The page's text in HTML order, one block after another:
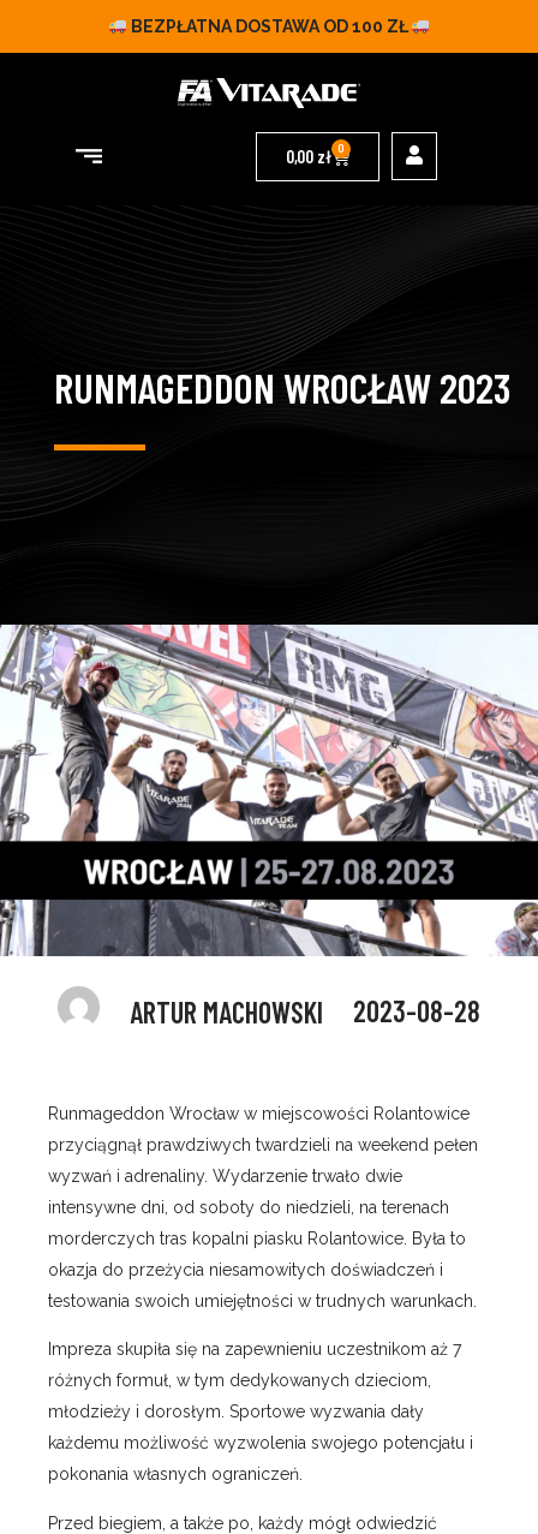
BEZPŁATNA DOSTAWA OD 100 ZŁ
0,00 zł 0
RUNMAGEDDON WROCŁAW 2023
ARTUR MACHOWSKI 2023-08-28
Runmageddon Wrocław w miejscowości Rolantowice
przyciągnął prawdziwych twardzieli na weekend pełen
wyzwań i adrenaliny. Wydarzenie trwało dwie
intensywne dni, od soboty do niedzieli, na terenach
morderczych tras kopalni piasku Rolantowice. Była to
okazja do przeżycia niesamowitych doświadczeń i
testowania swoich umiejętności w trudnych warunkach.
Impreza skupiła się na zapewnieniu uczestnikom aż 7
różnych formuł, w tym dedykowanych dzieciom,
młodzieży i dorosłym. Sportowe wyzwania dały
każdemu możliwość wyzwolenia swojego potencjału i
pokonania własnych ograniczeń.
Przed biegiem, a także po, każdy mógł odwiedzić